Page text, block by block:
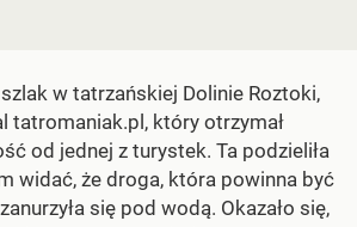
w tatrzańskiej Dolinie Roztoki,
tatromaniak.pl, który otrzymał
od jednej z turystek. Ta podzieliła
widać, że droga, która powinna być
się pod wodą. Okazało się,